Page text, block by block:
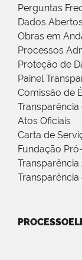
Perguntas
Dados
Obras em
Processos
Proteção de
Painel
Comissão de
Atos Oficiais
Carta de
Fundação
Transparência